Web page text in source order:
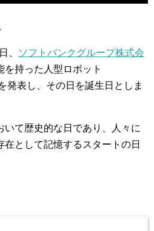
、
ソフトバンクグループ株式会
を持った人型ロボット
発表し、その日を誕生日としま
いて歴史的な日であり、人々に
在として記憶するスタートの日